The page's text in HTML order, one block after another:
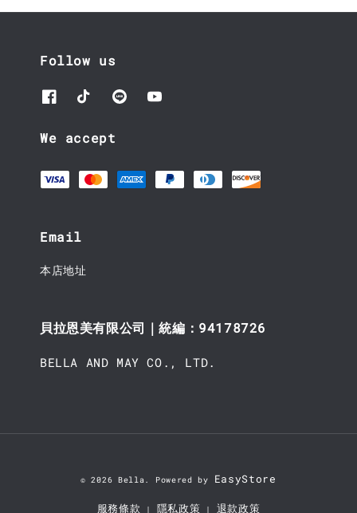
Follow us
We accept
Email
本店地址
貝拉恩美有限公司｜統編：94178726
BELLA AND MAY CO., LTD.
© 2026 Bella. Powered by EasyStore
服務條款 | 隱私政策 | 退款政策